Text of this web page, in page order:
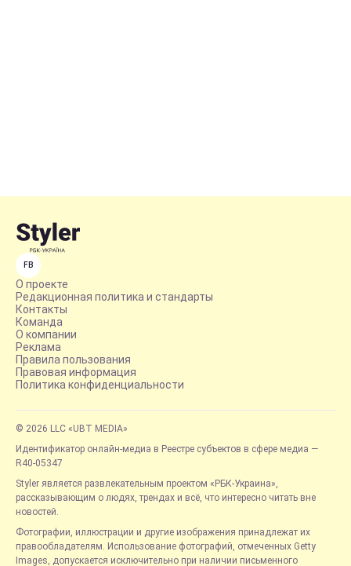
FB
О проекте
Редакционная политика и стандарты
Контакты
Команда
О компании
Реклама
Правила пользования
Правовая информация
Политика конфиденциальности
© 2026 LLC «UBT MEDIA»
Идентификатор онлайн-медиа в Реестре субъектов в сфере медиа —
R40-05347
Styler является развлекательным проектом «РБК-Украина»,
рассказывающим о людях, трендах и всё, что интересно читать вне
новостей.
Фотографии, иллюстрации и другие изображения принадлежат их
правообладателям. Использование фотографий, отмеченных Getty
Images, допускается исключительно при наличии письменного